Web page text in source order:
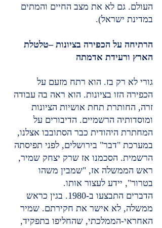
העולם. גם לא את מצב החיים והמתים
במדינת ישראל).
הרתיחה על הכפירה בציונות –טלטלת
הארץ ורעידת אדמתה
גורי לא רק בז. הוא רתח מזעם על
הכפירה הזו בציונות. הוא ראה בה עבודה
זרה, החותרת תחת אושיות הציונות
ומוסדותיה הרשמיים. הדיבורים על
המחתרת היהודית כבר הסתובבו אצלנו,
במערכת "דבר" בירושלים, לפני תפיסתה
הרשמית. הסכמנו אז שרק יצחק שמיר,
ראש הממשלה אז, "שמבין משהו
בטרור", יידע לעצור אותו.
הדברים התבצעו ב-1980. בגין כראש
ממשלה, לא אישר את חקירתם. שמיר
האחראי-הממלכתי, שהחליפו בתפקיד,